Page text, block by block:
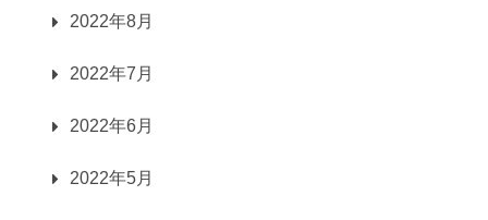
2022年8月
2022年7月
2022年6月
2022年5月